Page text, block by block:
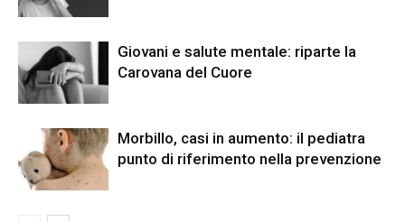
Giovani e salute mentale: riparte la
Carovana del Cuore
Morbillo, casi in aumento: il pediatra
punto di riferimento nella prevenzione